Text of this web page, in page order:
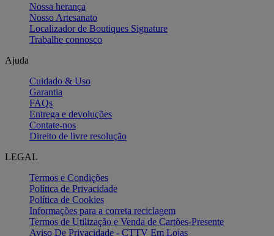
Nossa herança
Nosso Artesanato
Localizador de Boutiques Signature
Trabalhe connosco
Ajuda
Cuidado & Uso
Garantia
FAQs
Entrega e devoluções
Contate-nos
Direito de livre resolução
LEGAL
Termos e Condições
Política de Privacidade
Política de Cookies
Informações para a correta reciclagem
Termos de Utilização e Venda de Cartões-Presente
Aviso De Privacidade - CTTV Em Lojas